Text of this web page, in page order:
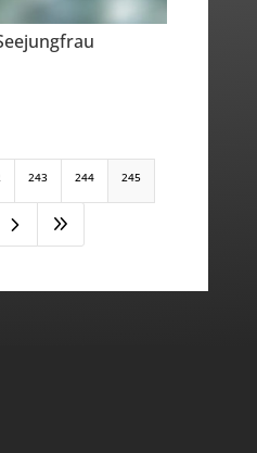
243 244 245
5 9